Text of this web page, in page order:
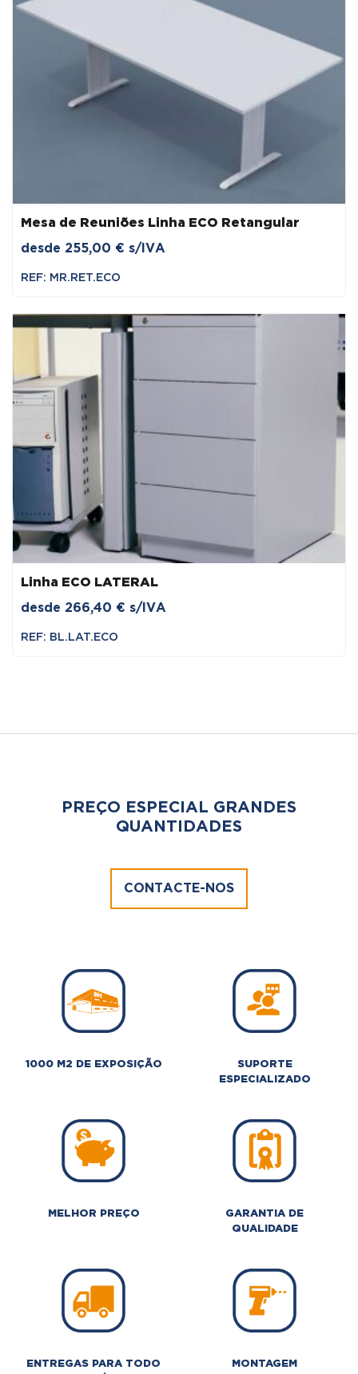
Mesa de Reuniões Linha ECO Retangular
desde 255,00 € s/IVA
REF: MR.RET.ECO
Linha ECO LATERAL
desde 266,40 € s/IVA
REF: BL.LAT.ECO
PREÇO ESPECIAL GRANDES
QUANTIDADES
CONTACTE-NOS
1000 M2 DE EXPOSIÇÃO
SUPORTE
ESPECIALIZADO
MELHOR PREÇO
GARANTIA DE
QUALIDADE
ENTREGAS PARA TODO
MONTAGEM